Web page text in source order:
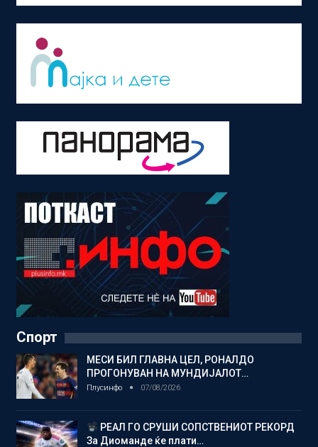
Спорт
МЕСИ БИЛ ГЛАВНА ЦЕЛ, РОНАЛДО
ПРОГОНУВАН НА МУНДИЈАЛОТ…
Плусинфо 07/08/2026
РЕАЛ ГО СРУШИ СОПСТВЕНИОТ РЕКОРД
За Диоманде ќе плати…